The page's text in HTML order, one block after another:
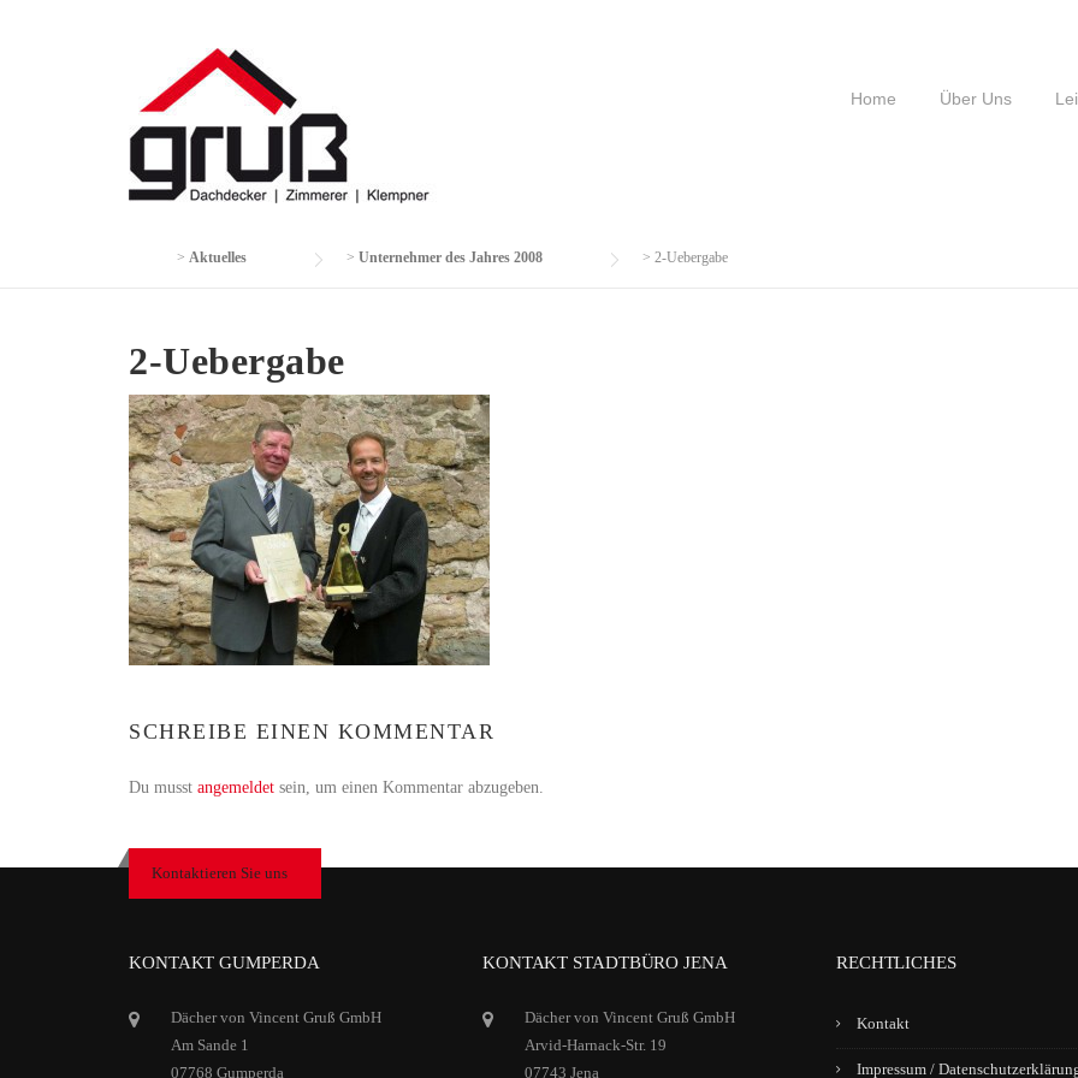
Home Über Uns
> Aktuelles > Unternehmer des Jahres 2008 > 2-Uebergabe
2-Uebergabe
SCHREIBE EINEN KOMMENTAR
Du musst angemeldet sein, um einen Kommentar abzugeben.
Kontaktieren Sie uns
KONTAKT GUMPERDA
Dächer von Vincent Gruß GmbH
Am Sande 1
07768 Gumperda
KONTAKT STADTBÜRO JENA
Dächer von Vincent Gruß GmbH
Arvid-Harnack-Str. 19
07743 Jena
RECHTLICHES
Kontakt
Impressum /